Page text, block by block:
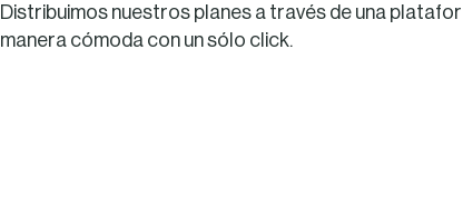
Distribuimos nuestros planes a través de una
manera cómoda con un sólo click.